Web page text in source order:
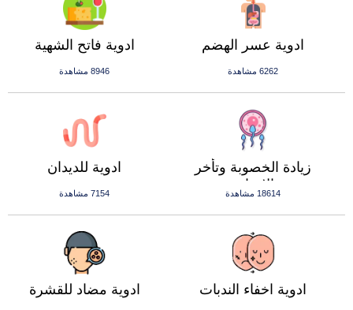
ادوية فاتح الشهية
8946 مشاهدة
ادوية عسر الهضم
6262 مشاهدة
ادوية للديدان
7154 مشاهدة
زيادة الخصوبة وتأخر
الانجاب
18614 مشاهدة
ادوية مضاد للقشرة ادوية اخفاء الندبات